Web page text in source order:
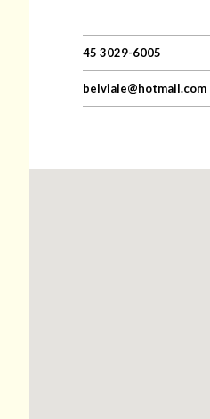
45 3029-6005
belviale@hotmail.com